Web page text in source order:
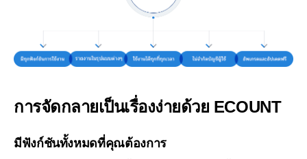
การจัดกลายเป็นเรื่องง่ายด้วย ECOUNT
มีฟังก์ชันทั้งหมดที่คุณต้องการ